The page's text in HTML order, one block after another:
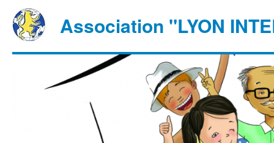
Association "LYON